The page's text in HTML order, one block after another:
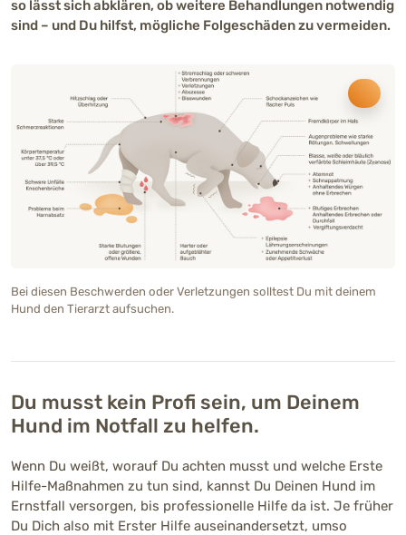
so lässt sich abklären, ob weitere Behandlungen notwendig
sind – und Du hilfst, mögliche Folgeschäden zu vermeiden.
Bei diesen Beschwerden oder Verletzungen solltest Du mit deinem
Hund den Tierarzt aufsuchen.
Du musst kein Profi sein, um Deinem
Hund im Notfall zu helfen.
Wenn Du weißt, worauf Du achten musst und welche Erste
Hilfe-Maßnahmen zu tun sind, kannst Du Deinen Hund im
Ernstfall versorgen, bis professionelle Hilfe da ist. Je früher
Du Dich also mit Erster Hilfe auseinandersetzt, umso